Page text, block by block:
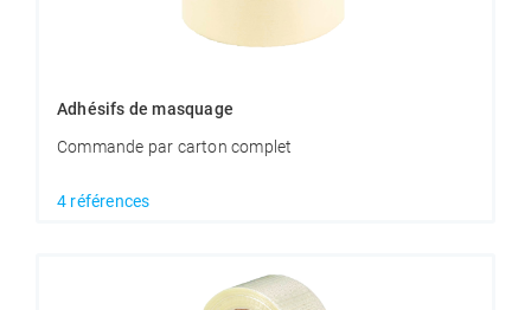
Adhésifs de masquage
Commande par carton complet
4 références